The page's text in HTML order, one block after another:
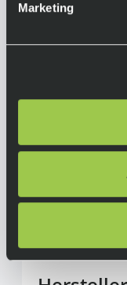
Marketing
Termin – wir